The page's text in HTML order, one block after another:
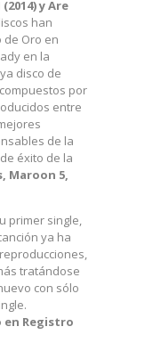
y Are
han
de Oro en
en la
disco de
por
entre
de la
éxito de la
Maroon 5,
primer single,
ya ha
tratándose
con sólo
en Registro